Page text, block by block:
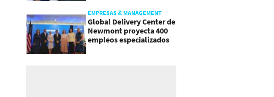
EMPRESAS & MANAGEMENT
Global Delivery Center de
Newmont proyecta 400
empleos especializados